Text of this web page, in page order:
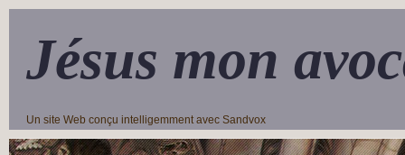
Jésus mon
Un site Web conçu intelligemment avec Sandvox